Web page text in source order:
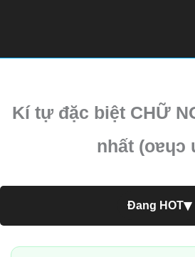
Kí tự đặc biệt CHỮ
nhất (oɐɥɔ
Đang HOT▾